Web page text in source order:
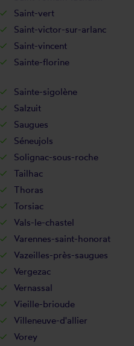
Saint-vert
Saint-victor-sur-arlanc
Saint-vincent
Sainte-florine
Sainte-sigolène
Salzuit
Saugues
Séneujols
Solignac-sous-roche
Tailhac
Thoras
Torsiac
Vals-le-chastel
Varennes-saint-honorat
Vazeilles-près-saugues
Vergezac
Vernassal
Vieille-brioude
Villeneuve-d'allier
Vorey